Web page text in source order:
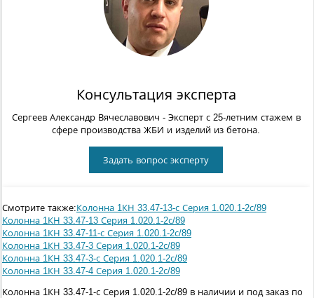
Консультация эксперта
Сергеев Александр Вячеславович - Эксперт с 25-летним стажем в
сфере производства ЖБИ и изделий из бетона.
Задать вопрос эксперту
Смотрите также:Колонна 1КН 33.47-13-с Серия 1.020.1-2с/89
Колонна 1КН 33.47-13 Серия 1.020.1-2с/89
Колонна 1КН 33.47-11-с Серия 1.020.1-2с/89
Колонна 1КН 33.47-3 Серия 1.020.1-2с/89
Колонна 1КН 33.47-3-с Серия 1.020.1-2с/89
Колонна 1КН 33.47-4 Серия 1.020.1-2с/89
Колонна 1КН 33.47-1-с Серия 1.020.1-2с/89 в наличии и под заказ по